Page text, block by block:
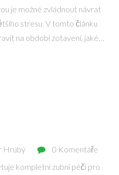
je možné zvládnout návrat
stresu. V tomto článku
na období zotavení, jaké
Zabýváme se také
Hrubý
0 Komentáře
kompletní zubní péči pro